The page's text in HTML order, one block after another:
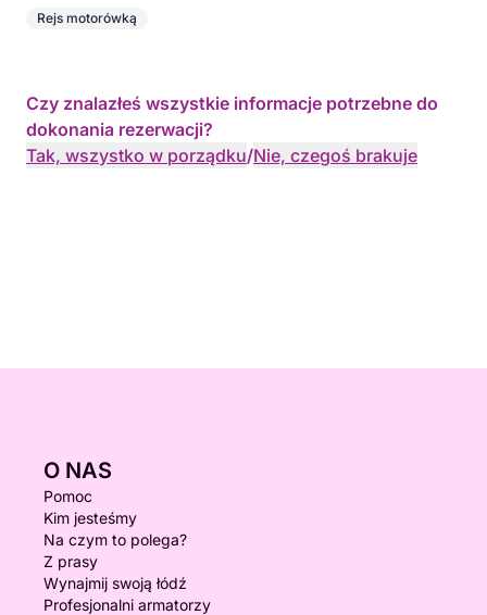
Rejs motorówką
Czy znalazłeś wszystkie informacje potrzebne do
dokonania rezerwacji?
Tak, wszystko w porządku/Nie, czegoś brakuje
O NAS
Pomoc
Kim jesteśmy
Na czym to polega?
Z prasy
Wynajmij swoją łódź
Profesjonalni armatorzy